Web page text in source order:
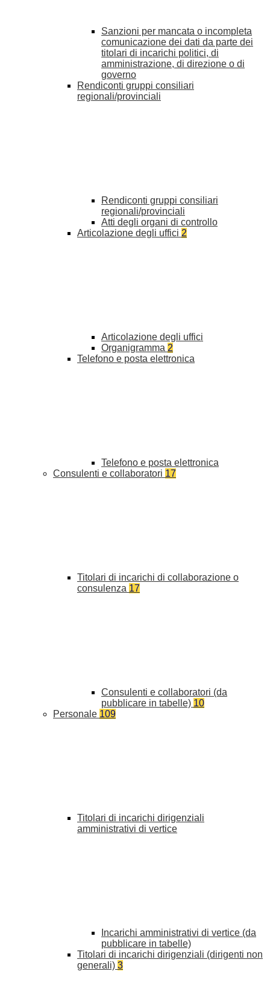
Sanzioni per mancata o incompleta
comunicazione dei dati da parte dei
titolari di incarichi politici, di
amministrazione, di direzione o di
governo
Rendiconti gruppi consiliari
regionali/provinciali
Rendiconti gruppi consiliari
regionali/provinciali
Atti degli organi di controllo
Articolazione degli uffici 2
Articolazione degli uffici
Organigramma 2
Telefono e posta elettronica
Telefono e posta elettronica
Consulenti e collaboratori 17
Titolari di incarichi di collaborazione o
consulenza 17
Consulenti e collaboratori (da
pubblicare in tabelle) 10
Personale 109
Titolari di incarichi dirigenziali
amministrativi di vertice
Incarichi amministrativi di vertice (da
pubblicare in tabelle)
Titolari di incarichi dirigenziali (dirigenti non
generali) 3